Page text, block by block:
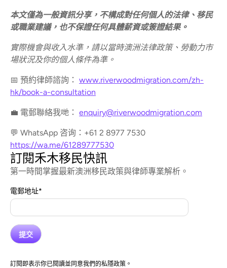
訂閱禾木移民快訊
第一時間掌握最新澳洲移民政策與律師專業解析。
電郵地址*
訂閱即表示你已閱讀並同意我們的私隱政策。
本文僅為一般資訊分享，不構成對任何個人的法律、移民
或職業建議，也不保證任何具體薪資或簽證結果。
實際機會與收入水準，請以當時澳洲法律政策、勞動力市
場狀況及你的個人條件為準。
📅 預約律師諮詢： www.riverwoodmigration.com/zh-
hk/book-a-consultation
💼 電郵聯絡我哋： enquiry@riverwoodmigration.com
💬 WhatsApp 咨询：+61 2 8977 7530
https://wa.me/61289777530